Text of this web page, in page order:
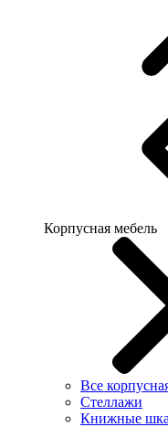
Корпусная мебель
Все
Стеллажи
Книжные